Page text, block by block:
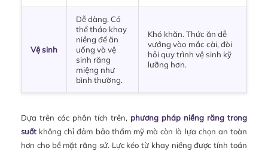
Vệ sinh
Dễ dàng. Có
thể tháo khay
niềng để ăn
uống và vệ
sinh răng
miệng như
bình thường.
Khó khăn. Thức ăn dễ
vướng vào mắc cài, đòi
hỏi quy trình vệ sinh kỹ
lưỡng hơn.
Dựa trên các phân tích trên, phương pháp niềng răng trong
suốt không chỉ đảm bảo thẩm mỹ mà còn là lựa chọn an toàn
hơn cho bề mặt răng sứ. Lực kéo từ khay niềng được tính toán